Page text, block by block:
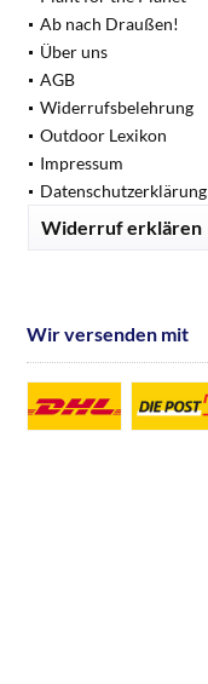
Ab nach Draußen!
Über uns
AGB
Widerrufsbelehrung
Outdoor Lexikon
Impressum
Datenschutzerklärung
Widerruf erklären
Wir versenden mit